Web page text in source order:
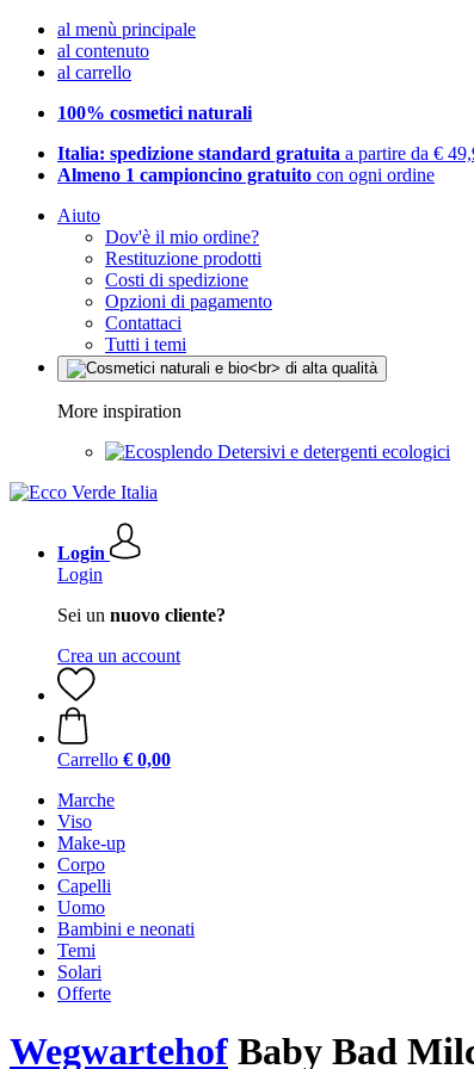
al menù principale
al contenuto
al carrello
100% cosmetici naturali
Italia: spedizione standard gratuita a partire da €
Almeno 1 campioncino gratuito con ogni ordine
Aiuto
Dov'è il mio ordine?
Restituzione prodotti
Costi di spedizione
Opzioni di pagamento
Contattaci
Tutti i temi
More inspiration
Detersivi e detergenti ecologici
Login
Login
Sei un nuovo cliente?
Crea un account
Carrello € 0,00
Marche
Viso
Make-up
Corpo
Capelli
Uomo
Bambini e neonati
Temi
Solari
Offerte
Wegwartehof Baby Bad